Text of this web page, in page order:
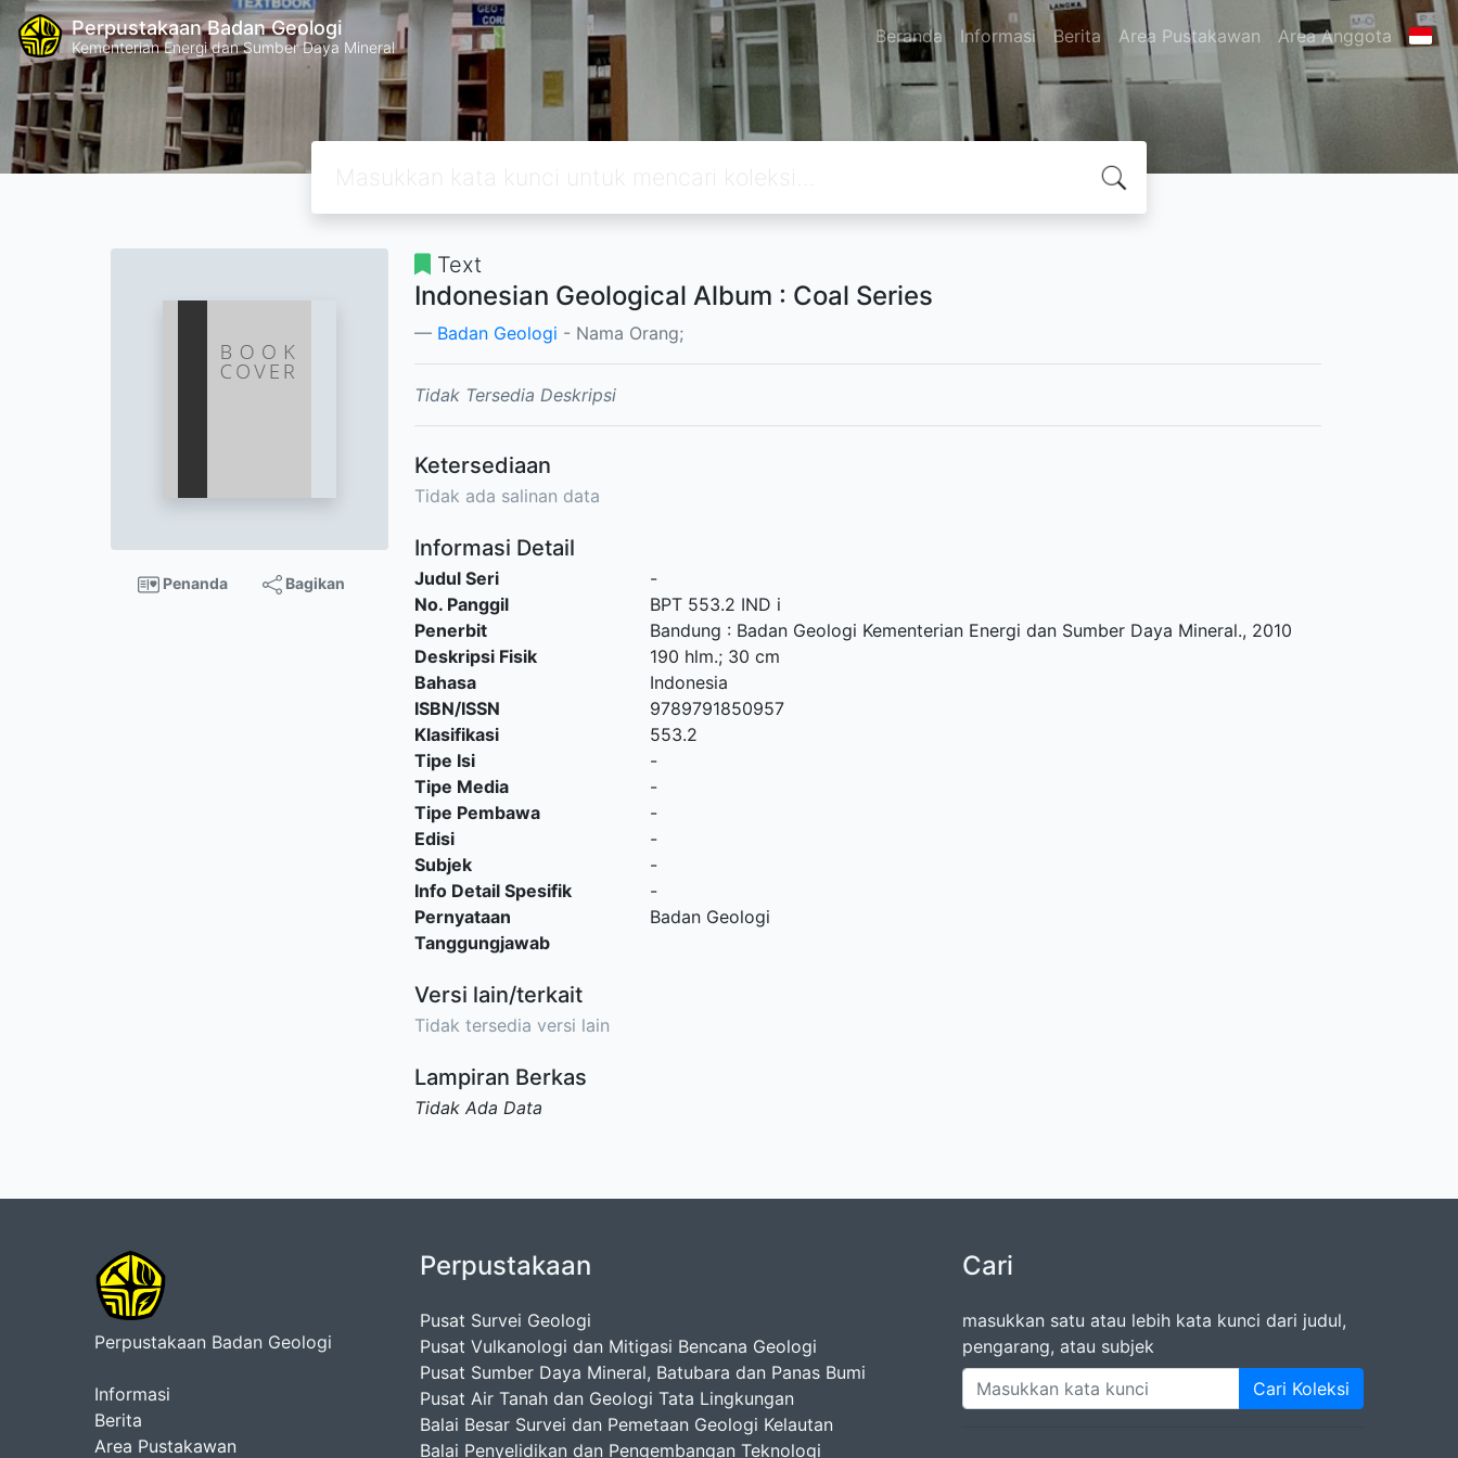
Perpustakaan Badan Geologi
Kementerian Energi dan Sumber Daya Mineral Beranda Informasi Berita Area Pustakawan Area Anggota
Penanda Bagikan
Text
Indonesian Geological Album : Coal Series
Badan Geologi - Nama Orang;
Tidak Tersedia Deskripsi
Ketersediaan
Tidak ada salinan data
Informasi Detail
Judul Seri
-
No. Panggil
BPT 553.2 IND i
Penerbit
Bandung : Badan Geologi Kementerian Energi dan Sumber Daya Mineral., 2010
Deskripsi Fisik
190 hlm.; 30 cm
Bahasa
Indonesia
ISBN/ISSN
9789791850957
Klasifikasi
553.2
Tipe Isi
-
Tipe Media
-
Tipe Pembawa
-
Edisi
-
Subjek
-
Info Detail Spesifik
-
Pernyataan
Tanggungjawab
Badan Geologi
Versi lain/terkait
Tidak tersedia versi lain
Lampiran Berkas
Tidak Ada Data
Perpustakaan Badan Geologi
Informasi
Berita
Area Pustakawan
Perpustakaan
Pusat Survei Geologi
Pusat Vulkanologi dan Mitigasi Bencana Geologi
Pusat Sumber Daya Mineral, Batubara dan Panas Bumi
Pusat Air Tanah dan Geologi Tata Lingkungan
Balai Besar Survei dan Pemetaan Geologi Kelautan
Balai Penyelidikan dan Pengembangan Teknologi
Cari
masukkan satu atau lebih kata kunci dari judul,
pengarang, atau subjek
Cari Koleksi